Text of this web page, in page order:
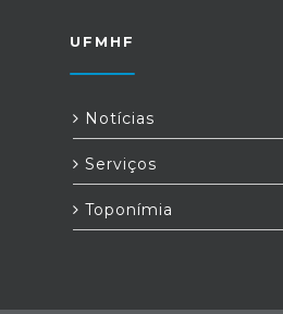
UFMHF
Notícias
Serviços
Toponímia